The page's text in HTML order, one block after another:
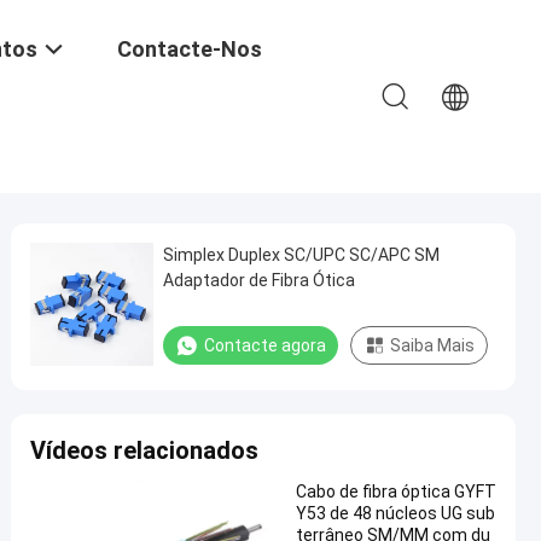
Contacte-Nos
Simplex Duplex SC/UPC SC/APC SM
Adaptador de Fibra Ótica
Contacte agora Saiba Mais
Vídeos relacionados
Cabo de fibra óptica GYFT
Y53 de 48 núcleos UG sub
terrâneo SM/MM com du